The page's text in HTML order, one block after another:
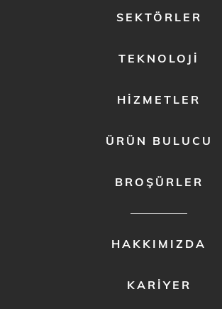
SEKTÖRLER
TEKNOLOJI
HIZMETLER
ÜRÜN BULUCU
BROŞÜRLER
HAKKIMIZDA
KARIYER